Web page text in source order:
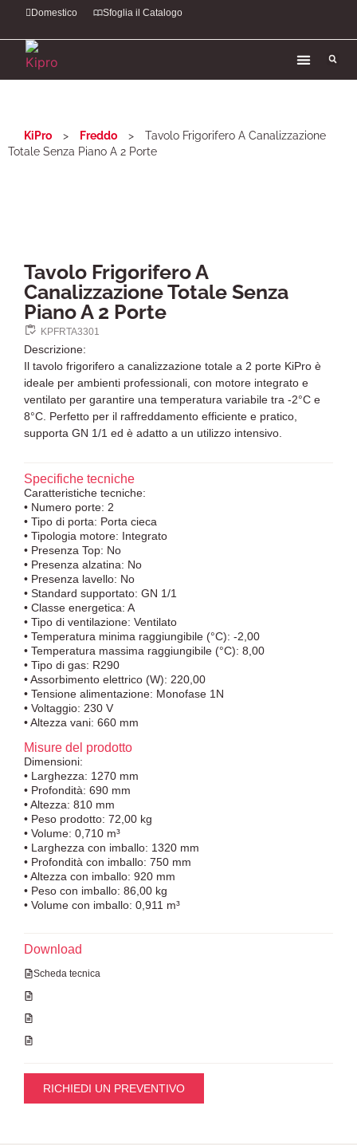
Domestico Sfoglia il Catalogo
KiPro > Freddo >
Tavolo Frigorifero A Canalizzazione
Totale Senza Piano A 2 Porte
Tavolo Frigorifero A
Canalizzazione Totale Senza
Piano A 2 Porte
KPFRTA3301
Descrizione:
Il tavolo frigorifero a canalizzazione totale a 2 porte KiPro è
ideale per ambienti professionali, con motore integrato e
ventilato per garantire una temperatura variabile tra -2°C e
8°C. Perfetto per il raffreddamento efficiente e pratico,
supporta GN 1/1 ed è adatto a un utilizzo intensivo.
Specifiche tecniche
Caratteristiche tecniche:
• Numero porte: 2
• Tipo di porta: Porta cieca
• Tipologia motore: Integrato
• Presenza Top: No
• Presenza alzatina: No
• Presenza lavello: No
• Standard supportato: GN 1/1
• Classe energetica: A
• Tipo di ventilazione: Ventilato
• Temperatura minima raggiungibile (°C): -2,00
• Temperatura massima raggiungibile (°C): 8,00
• Tipo di gas: R290
• Assorbimento elettrico (W): 220,00
• Tensione alimentazione: Monofase 1N
• Voltaggio: 230 V
• Altezza vani: 660 mm
Dimensioni:
• Larghezza: 1270 mm
• Profondità: 690 mm
• Altezza: 810 mm
• Peso prodotto: 72,00 kg
• Volume: 0,710 m³
• Larghezza con imballo: 1320 mm
• Profondità con imballo: 750 mm
• Altezza con imballo: 920 mm
• Peso con imballo: 86,00 kg
• Volume con imballo: 0,911 m³
Misure del prodotto
Download
Scheda tecnica
RICHIEDI UN PREVENTIVO